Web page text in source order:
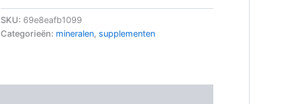
SKU: 69e8eafb1099
Categorieën: mineralen, supplementen